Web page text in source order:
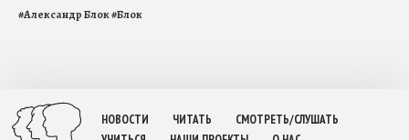
#Александр Блок#Блок
НОВОСТИ ЧИТАТЬ
СМОТРЕТЬ/СЛУШАТЬ